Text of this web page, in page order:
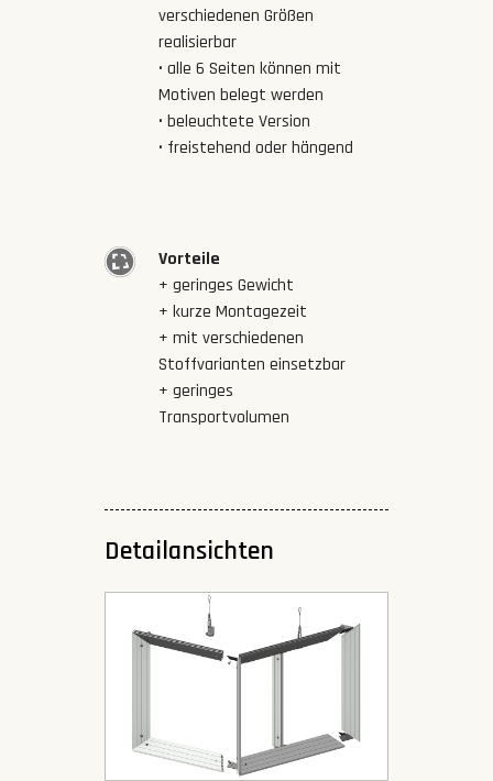
verschiedenen Größen
realisierbar
• alle 6 Seiten können mit
Motiven belegt werden
• beleuchtete Version
• freistehend oder hängend
Vorteile
+ geringes Gewicht
+ kurze Montagezeit
+ mit verschiedenen
Stoffvarianten einsetzbar
+ geringes
Transportvolumen
Detailansichten